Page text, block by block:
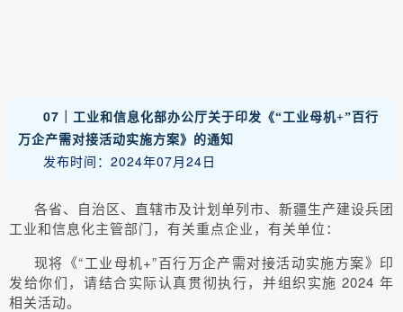
07｜ 工业和信息化部办公厅关于印发《“工业母机+”百行
万企产需对接活动实施方案》的通知
发布时间：2024年07月24日
各省、自治区、直辖市及计划单列市、新疆生产建设兵团
工业和信息化主管部门，有关重点企业，有关单位：
现将《“工业母机+”百行万企产需对接活动实施方案》印
发给你们，请结合实际认真贯彻执行，并组织实施 2024 年
相关活动。